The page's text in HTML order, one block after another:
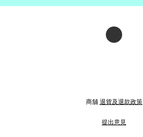
商舖 退貨及退款政策
提出意見